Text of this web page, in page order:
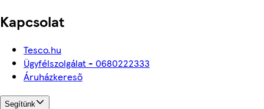
Kapcsolat
Tesco.hu
Ügyfélszolgálat - 0680222333
Áruházkereső
Segítünk